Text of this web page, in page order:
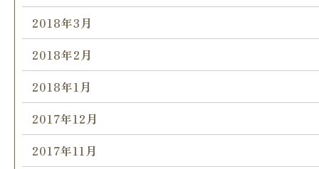
2018年3月
2018年2月
2018年1月
2017年12月
2017年11月